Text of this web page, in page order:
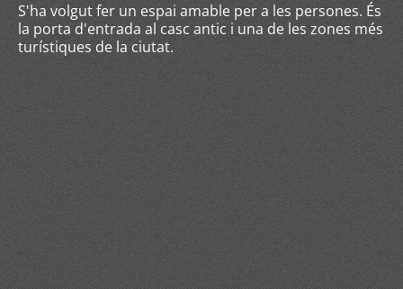
S'ha volgut fer un espai amable per a les persones. És
la porta d'entrada al casc antic i una de les zones més
turístiques de la ciutat.